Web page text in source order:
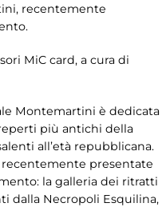
recentemente
MiC card, a cura di
Montemartini è dedicata
più antichi della
all’età repubblicana.
recentemente presentate
la galleria dei ritratti
dalla Necropoli Esquilina,